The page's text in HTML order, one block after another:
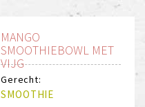
MANGO
SMOOTHIEBOWL MET
VIJG
Gerecht:
SMOOTHIE